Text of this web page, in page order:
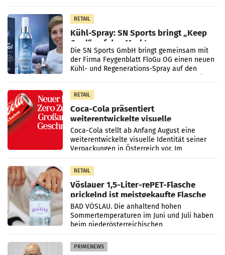
RETAIL
Kühl-Spray: SN Sports bringt „Keep
Cool“ auf den Markt
Die SN Sports GmbH bringt gemeinsam mit
der Firma Feygenblatt FloGu OG einen neuen
Kühl- und Regenerations-Spray auf den
RETAIL
Coca-Cola präsentiert
weiterentwickelte visuelle
Markenidentität
Coca-Cola stellt ab Anfang August eine
weiterentwickelte visuelle Identität seiner
Verpackungen in Österreich vor. Im
Mittelpunkt des Redesigns stehen zentrale
Gestaltungselemente
RETAIL
Vöslauer 1,5-Liter-rePET-Flasche
prickelnd ist meistgekaufte Flasche
Österreichs
BAD VÖSLAU. Die anhaltend hohen
Sommertemperaturen im Juni und Juli haben
beim niederösterreichischen
Getränkehersteller Vöslauer zu deutlichen
Absatzzuwächsen geführt. Während
PRIMENEWS